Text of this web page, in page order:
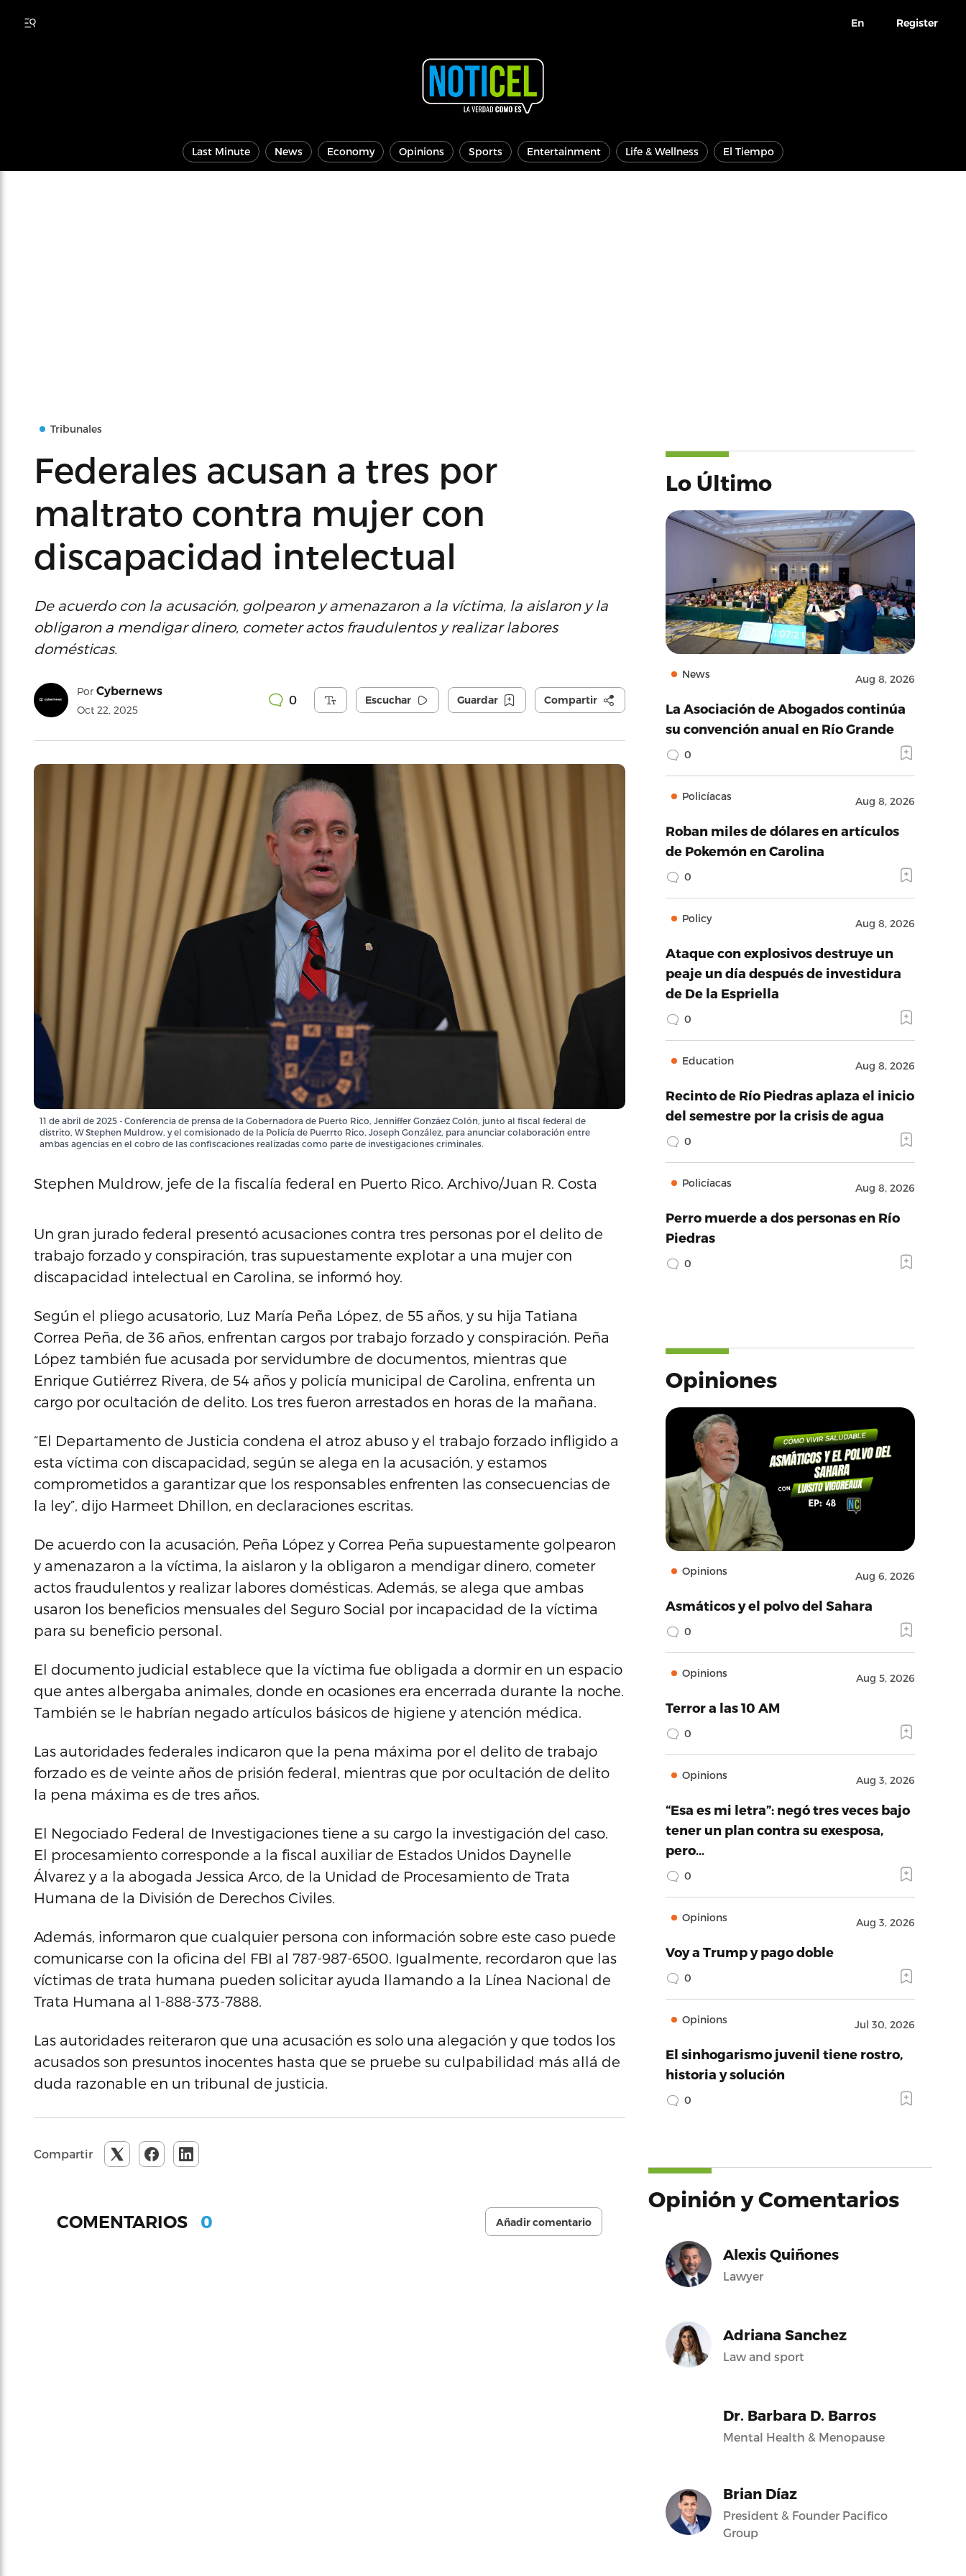
En Register
Last Minute News Economy Opinions Sports Entertainment Life & Wellness El Tiempo
Tribunales
Federales acusan a tres por
maltrato contra mujer con
discapacidad intelectual
De acuerdo con la acusación, golpearon y amenazaron a la víctima, la aislaron y la
obligaron a mendigar dinero, cometer actos fraudulentos y realizar labores
domésticas.
Por Cybernews
Oct 22, 2025
0 Escuchar Guardar Compartir
11 de abril de 2025 - Conferencia de prensa de la Gobernadora de Puerto Rico, Jenniffer Gonzáez Colón, junto al fiscal federal de
distrito, W Stephen Muldrow, y el comisionado de la Policía de Puerrto Rico, Joseph González, para anunciar colaboración entre
ambas agencias en el cobro de las confiscaciones realizadas como parte de investigaciones criminales.
Stephen Muldrow, jefe de la fiscalía federal en Puerto Rico. Archivo/Juan R. Costa
Un gran jurado federal presentó acusaciones contra tres personas por el delito de
trabajo forzado y conspiración, tras supuestamente explotar a una mujer con
discapacidad intelectual en Carolina, se informó hoy.
Según el pliego acusatorio, Luz María Peña López, de 55 años, y su hija Tatiana
Correa Peña, de 36 años, enfrentan cargos por trabajo forzado y conspiración. Peña
López también fue acusada por servidumbre de documentos, mientras que
Enrique Gutiérrez Rivera, de 54 años y policía municipal de Carolina, enfrenta un
cargo por ocultación de delito. Los tres fueron arrestados en horas de la mañana.
“El Departamento de Justicia condena el atroz abuso y el trabajo forzado infligido a
esta víctima con discapacidad, según se alega en la acusación, y estamos
comprometidos a garantizar que los responsables enfrenten las consecuencias de
la ley”, dijo Harmeet Dhillon, en declaraciones escritas.
De acuerdo con la acusación, Peña López y Correa Peña supuestamente golpearon
y amenazaron a la víctima, la aislaron y la obligaron a mendigar dinero, cometer
actos fraudulentos y realizar labores domésticas. Además, se alega que ambas
usaron los beneficios mensuales del Seguro Social por incapacidad de la víctima
para su beneficio personal.
El documento judicial establece que la víctima fue obligada a dormir en un espacio
que antes albergaba animales, donde en ocasiones era encerrada durante la noche.
También se le habrían negado artículos básicos de higiene y atención médica.
Las autoridades federales indicaron que la pena máxima por el delito de trabajo
forzado es de veinte años de prisión federal, mientras que por ocultación de delito
la pena máxima es de tres años.
El Negociado Federal de Investigaciones tiene a su cargo la investigación del caso.
El procesamiento corresponde a la fiscal auxiliar de Estados Unidos Daynelle
Álvarez y a la abogada Jessica Arco, de la Unidad de Procesamiento de Trata
Humana de la División de Derechos Civiles.
Además, informaron que cualquier persona con información sobre este caso puede
comunicarse con la oficina del FBI al 787-987-6500. Igualmente, recordaron que las
víctimas de trata humana pueden solicitar ayuda llamando a la Línea Nacional de
Trata Humana al 1-888-373-7888.
Las autoridades reiteraron que una acusación es solo una alegación y que todos los
acusados son presuntos inocentes hasta que se pruebe su culpabilidad más allá de
duda razonable en un tribunal de justicia.
Compartir
COMENTARIOS 0 Añadir comentario
Lo Último
News Aug 8, 2026
La Asociación de Abogados continúa
su convención anual en Río Grande
0
Policíacas Aug 8, 2026
Roban miles de dólares en artículos
de Pokemón en Carolina
0
Policy Aug 8, 2026
Ataque con explosivos destruye un
peaje un día después de investidura
de De la Espriella
0
Education Aug 8, 2026
Recinto de Río Piedras aplaza el inicio
del semestre por la crisis de agua
0
Policíacas Aug 8, 2026
Perro muerde a dos personas en Río
Piedras
0
Opiniones
Opinions Aug 6, 2026
Asmáticos y el polvo del Sahara
0
Opinions Aug 5, 2026
Terror a las 10 AM
0
Opinions Aug 3, 2026
“Esa es mi letra”: negó tres veces bajo
tener un plan contra su exesposa,
pero…
0
Opinions Aug 3, 2026
Voy a Trump y pago doble
0
Opinions Jul 30, 2026
El sinhogarismo juvenil tiene rostro,
historia y solución
0
Opinión y Comentarios
Alexis Quiñones
Lawyer
Adriana Sanchez
Law and sport
Dr. Barbara D. Barros
Mental Health & Menopause
Brian Díaz
President & Founder Pacifico
Group